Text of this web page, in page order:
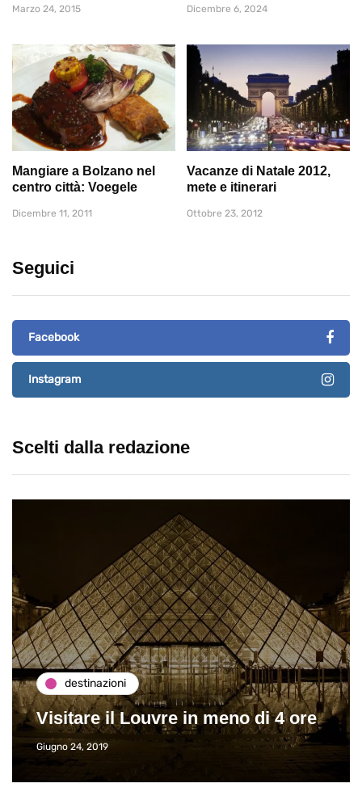
Marzo 24, 2015 Dicembre 6, 2024
Mangiare a Bolzano nel
centro città: Voegele
Dicembre 11, 2011
Vacanze di Natale 2012,
mete e itinerari
Ottobre 23, 2012
Seguici
Facebook
Instagram
Scelti dalla redazione
destinazioni
Visitare il Louvre in meno di 4 ore
Giugno 24, 2019